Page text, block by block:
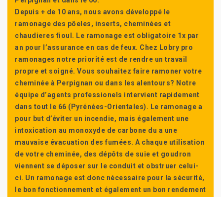
Depuis + de 10 ans, nous avons développé le
ramonage des pôeles, inserts, cheminées et
chaudieres fioul. Le ramonage est obligatoire 1x par
an pour l’assurance en cas de feux. Chez Lobry pro
ramonages notre priorité est de rendre un travail
propre et soigné. Vous souhaitez faire ramoner votre
cheminée à Perpignan ou dans les alentours? Notre
équipe d’agents professionels intervient rapidement
dans tout le 66 (Pyrénées-Orientales). Le ramonage a
pour but d’éviter un incendie, mais également une
intoxication au monoxyde de carbone du a une
mauvaise évacuation des fumées. A chaque utilisation
de votre cheminée, des dépôts de suie et goudron
viennent se déposer sur le conduit et obstruer celui-
ci. Un ramonage est donc nécessaire pour la sécurité,
le bon fonctionnement et également un bon rendement